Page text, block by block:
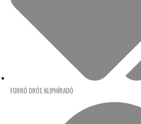
FORRÓ DRÓT, KLIPHÍRADÓ